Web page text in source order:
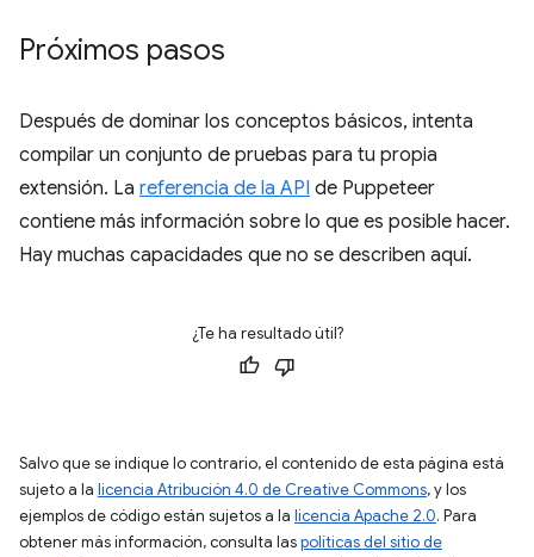
Próximos pasos
Después de dominar los conceptos básicos, intenta
compilar un conjunto de pruebas para tu propia
extensión. La referencia de la API de Puppeteer
contiene más información sobre lo que es posible hacer.
Hay muchas capacidades que no se describen aquí.
¿Te ha resultado útil?
Salvo que se indique lo contrario, el contenido de esta página está
sujeto a la licencia Atribución 4.0 de Creative Commons, y los
ejemplos de código están sujetos a la licencia Apache 2.0. Para
obtener más información, consulta laspolíticas del sitio de